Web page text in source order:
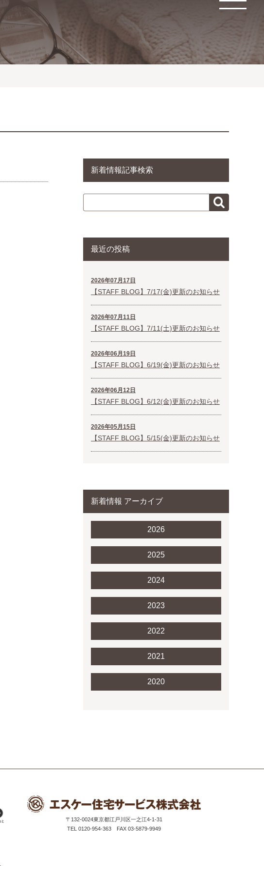
新着情報記事検索
最近の投稿
2026年07月17日
【STAFF BLOG】7/17(金)更新のお知らせ
2026年07月11日
【STAFF BLOG】7/11(土)更新のお知らせ
2026年06月19日
【STAFF BLOG】6/19(金)更新のお知らせ
2026年06月12日
【STAFF BLOG】6/12(金)更新のお知らせ
2026年05月15日
【STAFF BLOG】5/15(金)更新のお知らせ
新着情報 アーカイブ
2026
2025
2024
2023
2022
2021
2020
〒132-0024東京都江戸川区一之江4-1-31
TEL 0120-954-363
FAX 03-5879-9949